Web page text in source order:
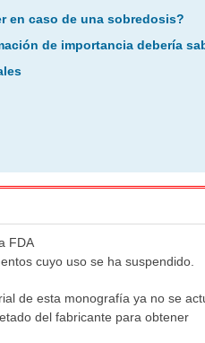
en caso de una sobredosis?
de importancia debería
FDA
cuyo uso se ha suspendido.
de esta monografía ya no se
del fabricante para obtener